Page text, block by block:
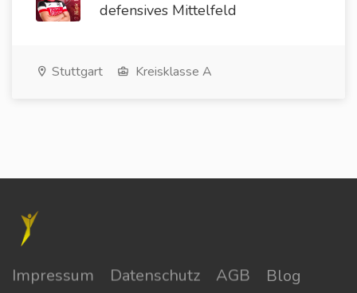
defensives Mittelfeld
Stuttgart Kreisklasse A
Impressum Datenschutz AGB
Blog